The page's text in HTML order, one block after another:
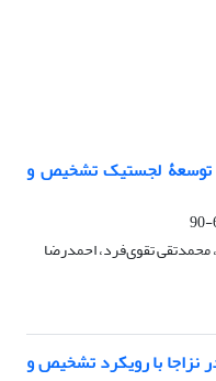
توسعۀ لجستیک تشخیص و
تقوی‌فرد، احمدرضا
نزاجا با رویکرد تشخیص و